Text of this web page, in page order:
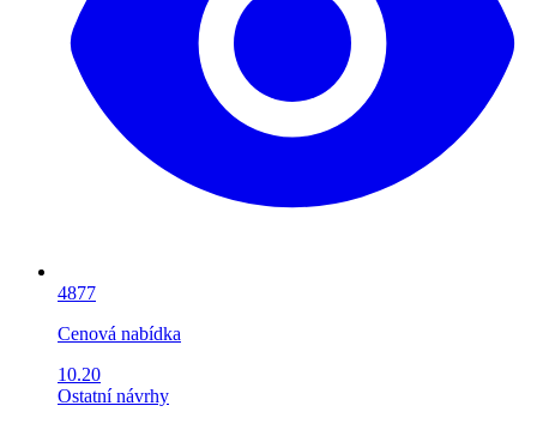
4877
Cenová nabídka
10.20
Ostatní návrhy